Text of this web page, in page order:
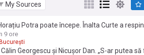
My Sources
Potra poate începe. Înalta Curte a
9 ore
București
Georgescu şi Nicuşor Dan. „S-ar putea să